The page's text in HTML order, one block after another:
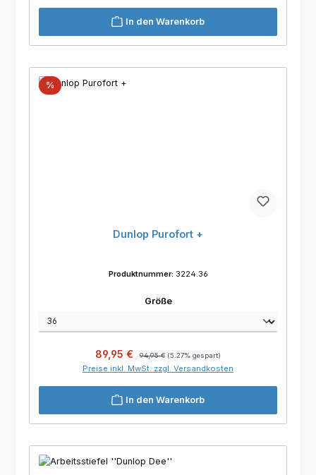
In den Warenkorb
%Rabatt
Dunlop Purofort +
Produktnummer: 3224.36
Größeauswählen
Verkaufspreis:
89,95 € 94,95 € (5.27% gespart)
Preise inkl. MwSt. zzgl. Versandkosten
In den Warenkorb